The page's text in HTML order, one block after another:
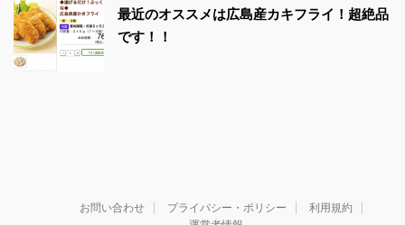
最近のオススメは広島産カキフライ！超絶品
です！！
お問い合わせ プライバシー・ポリシー
利用規約